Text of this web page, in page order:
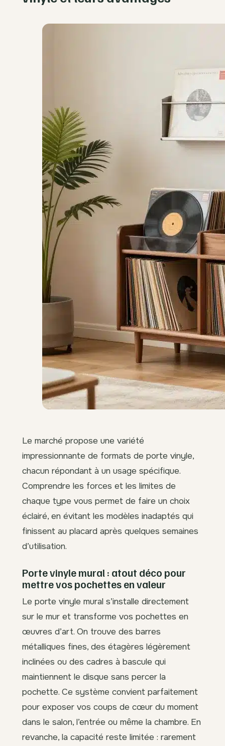
Le marché propose une variété
impressionnante de formats de porte vinyle,
chacun répondant à un usage spécifique.
Comprendre les forces et les limites de
chaque type vous permet de faire un choix
éclairé, en évitant les modèles inadaptés qui
finissent au placard après quelques semaines
d’utilisation.
Porte vinyle mural : atout déco pour
mettre vos pochettes en valeur
Le porte vinyle mural s’installe directement
sur le mur et transforme vos pochettes en
œuvres d’art. On trouve des barres
métalliques fines, des étagères légèrement
inclinées ou des cadres à bascule qui
maintiennent le disque sans percer la
pochette. Ce système convient parfaitement
pour exposer vos coups de cœur du moment
dans le salon, l’entrée ou même la chambre. En
revanche, la capacité reste limitée : rarement